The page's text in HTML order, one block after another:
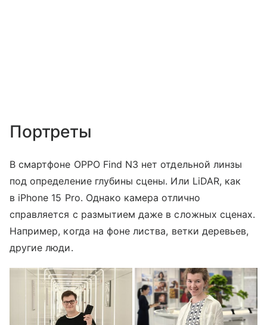
Портреты
В смартфоне OPPO Find N3 нет отдельной линзы
под определение глубины сцены. Или LiDAR, как
в iPhone 15 Pro. Однако камера отлично
справляется с размытием даже в сложных сценах.
Например, когда на фоне листва, ветки деревьев,
другие люди.